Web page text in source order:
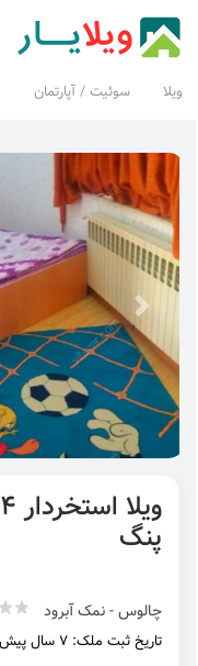
ویلا سوئیت / آپارتمان
پنگ
چالوس - نمک آبرود
تاریخ ثبت ملک: 7 سال پیش